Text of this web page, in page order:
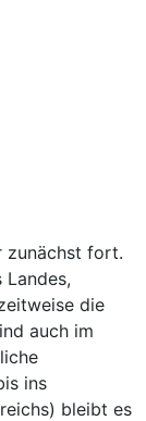
zunächst fort.
die
auch im
ins
bleibt es